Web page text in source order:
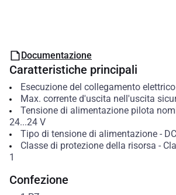
Documentazione
Caratteristiche principali
Esecuzione del collegamento elettrico
Max. corrente d'uscita nell'uscita
Tensione di alimentazione pilota
24...24 V
Tipo di tensione di alimentazione- DC
Classe di protezione della risorsa -
1
Confezione